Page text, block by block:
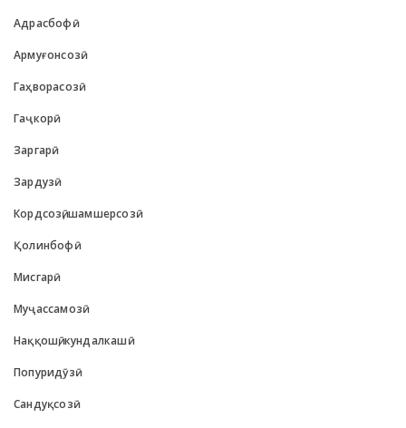
Адрасбофӣ
Армуғонсозӣ
Гаҳворасозӣ
Гаҷкорӣ
Заргарӣ
Зардузӣ
Кордсозӣ, шамшерсозӣ
Қолинбофӣ
Мисгарӣ
Муҷассамозӣ
Наққошӣ, кундалкашӣ
Попуридӯзӣ
Сандуқсозӣ